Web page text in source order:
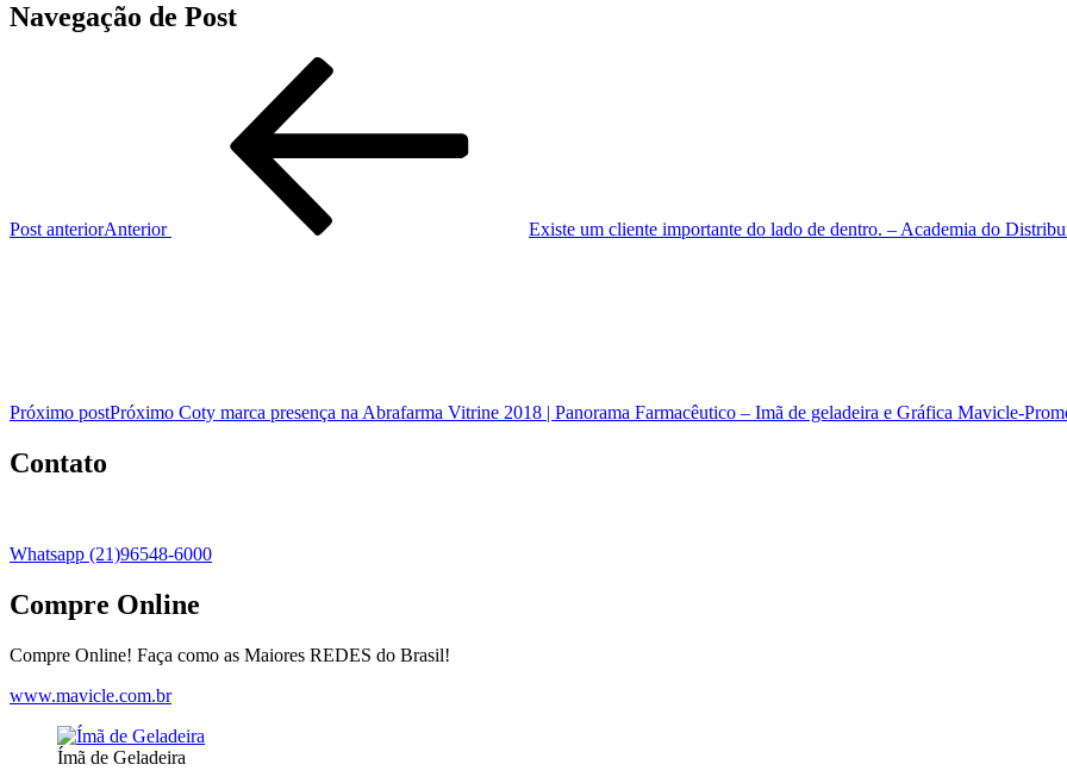
Navegação de Post
Post anteriorAnterior Existe um cliente importante do lado de dentro. – Academia do
Próximo postPróximo Coty marca presença na Abrafarma Vitrine 2018 | Panorama Farmacêutico – Imã de geladeira e Gráfica Mavicle-
Contato
Whatsapp (21)96548-6000
Compre Online
Compre Online! Faça como as Maiores REDES do Brasil!
www.mavicle.com.br
Ímã de Geladeira